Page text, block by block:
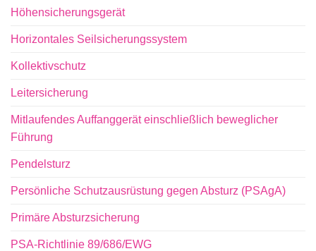
Höhensicherungsgerät
Horizontales Seilsicherungssystem
Kollektivschutz
Leitersicherung
Mitlaufendes Auffanggerät einschließlich beweglicher
Führung
Pendelsturz
Persönliche Schutzausrüstung gegen Absturz (PSAgA)
Primäre Absturzsicherung
PSA-Richtlinie 89/686/EWG